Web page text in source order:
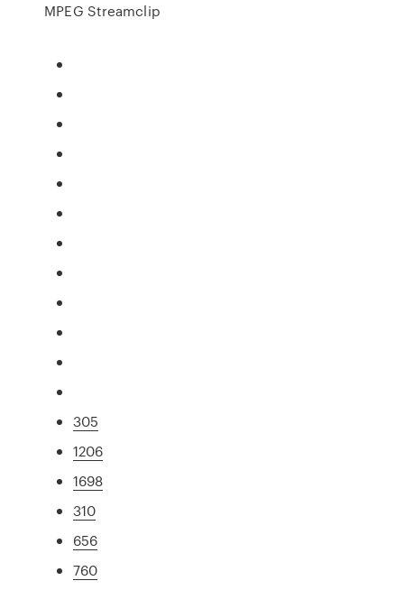
MPEG Streamclip
305
1206
1698
310
656
760